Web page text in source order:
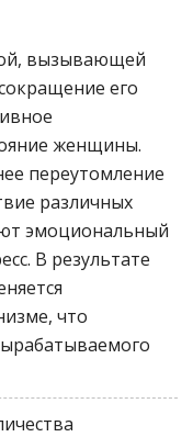
вызывающей
его
женщины.
переутомление
различных
эмоциональный
В результате
что